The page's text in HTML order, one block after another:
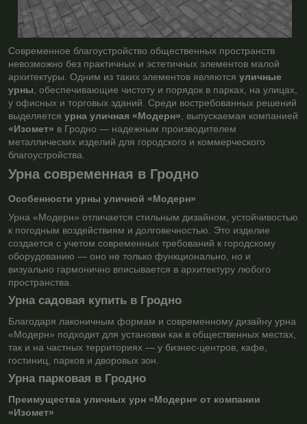
Современное благоустройство общественных пространств
невозможно без практичных и эстетичных элементов малой
архитектуры. Одним из таких элементов являются уличные
урны, обеспечивающие чистоту и порядок в парках, на улицах,
у офисных и торговых зданий. Среди востребованных решений
выделяется урна уличная «Модерн», выпускаемая компанией
«Изомет» в Гродно — надежным производителем
металлических изделий для городского и коммерческого
благоустройства.
Урна современная в Гродно
Особенности урны уличной «Модерн»
Урна «Модерн» отличается стильным дизайном, устойчивостью
к погодным воздействиям и долговечностью. Это изделие
создается с учетом современных требований к городскому
оборудованию — оно не только функционально, но и
визуально гармонично вписывается в архитектуру любого
пространства.
Урна садовая купить в Гродно
Благодаря лаконичным формам и современному дизайну урна
«Модерн» подходит для установки как в общественных местах,
так и на частных территориях — у бизнес-центров, кафе,
гостиниц, парков и дворовых зон.
Урна парковая в Гродно
Преимущества уличных урн «Модерн» от компании
«Изомет»